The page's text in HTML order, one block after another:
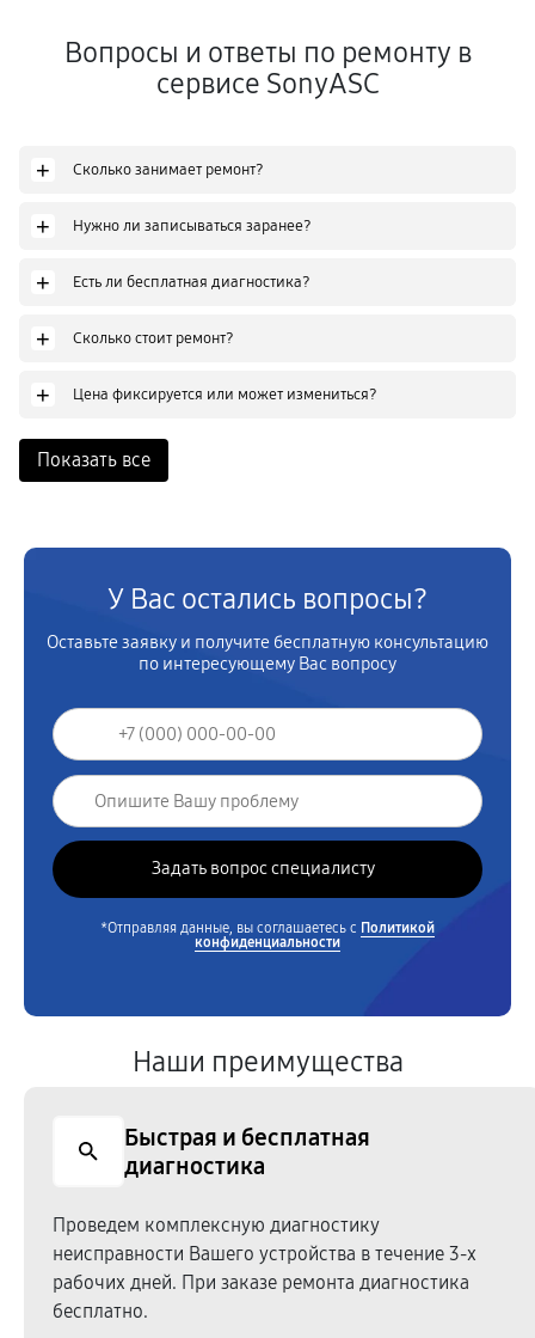
Вопросы и ответы по ремонту в
сервисе SonyASC
+ Сколько занимает ремонт?
+ Нужно ли записываться заранее?
+ Есть ли бесплатная диагностика?
+ Сколько стоит ремонт?
+ Цена фиксируется или может измениться?
Показать все
У Вас остались вопросы?
Оставьте заявку и получите бесплатную консультацию
по интересующему Вас вопросу
*Отправляя данные, вы соглашаетесь с Политикой
конфиденциальности
Наши преимущества
Быстрая и бесплатная
диагностика
Проведем комплексную диагностику
неисправности Вашего устройства в течение 3-х
рабочих дней. При заказе ремонта диагностика
бесплатно.